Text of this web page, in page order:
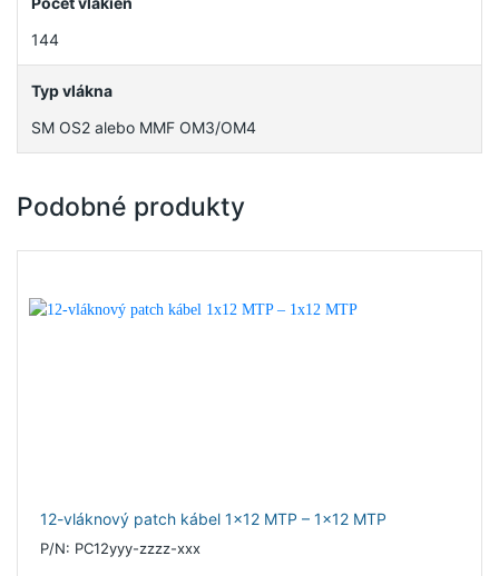
144
Typ vlákna
SM OS2 alebo MMF OM3/OM4
Podobné produkty
12-vláknový patch kábel 1x12 MTP – 1x12 MTP
P/N: PC12yyy-zzzz-xxx